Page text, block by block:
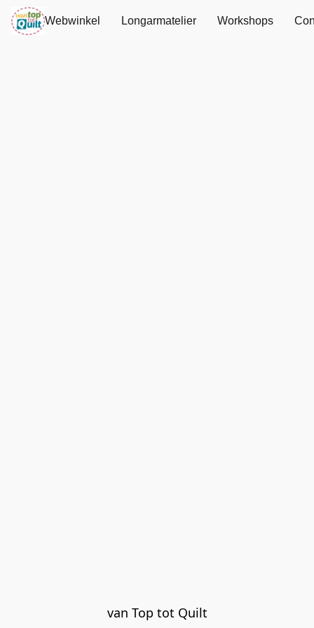
Webwinkel Longarmatelier Workshops
van Top tot Quilt